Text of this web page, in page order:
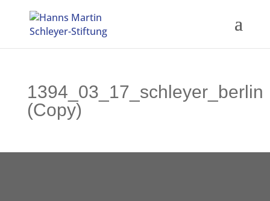
1394_03_17_schleyer_berlin
(Copy)